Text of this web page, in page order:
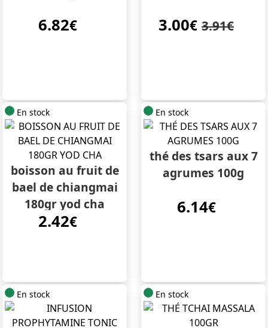
6.82€ 3.00€ 3.91€
En stock
boisson au fruit de
bael de chiangmai
180gr yod cha
2.42€
En stock
thé des tsars aux 7
agrumes 100g
6.14€
En stock En stock